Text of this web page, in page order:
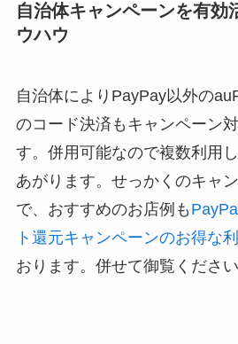
自治体キャンペーンを有効
ウハウ
自治体によりPayPay以外の
のコード決済もキャンペーン
す。併用可能なので複数利用
あがります。せっかくのキャ
で、おすすめのお店例も
ト還元キャンペーンのお得な
おります。併せて御覧ください